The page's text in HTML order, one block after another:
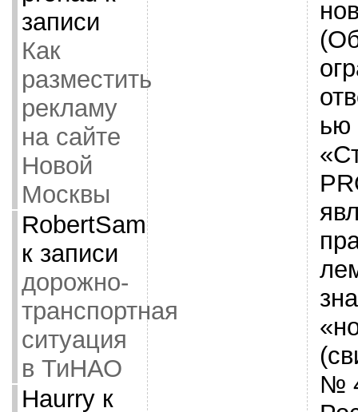
записи
Как
разместить
рекламу
на сайте
Новой
Москвы
RobertSam
к записи
дорожно-
транспортная
ситуация
в ТиНАО
Haurryк
ью
№